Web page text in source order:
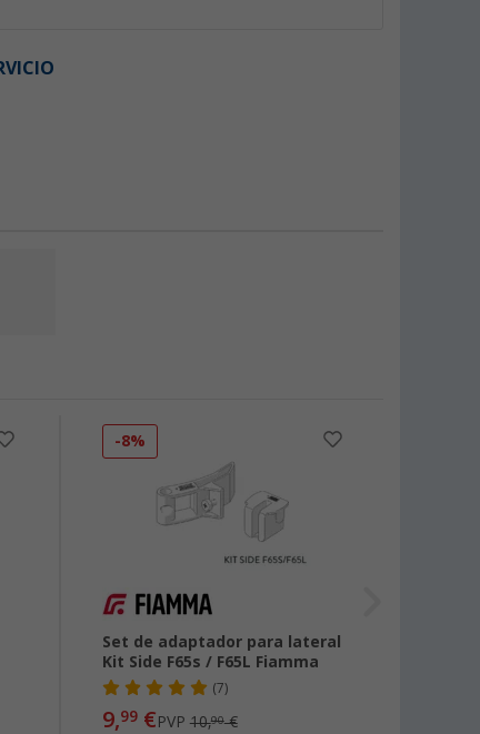
-8%
Set de adaptador para lateral
Kit Side F65s / F65L Fiamma
(7)
9,99€PVP 10,90€